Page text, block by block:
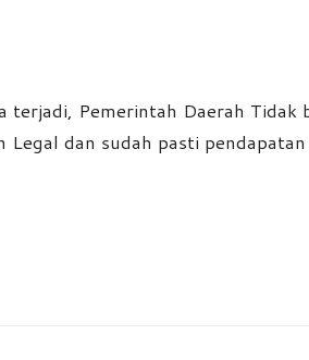
Pemerintah Daerah Tidak
dan sudah pasti